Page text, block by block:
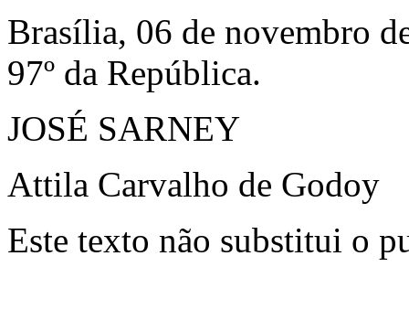
Brasília, 06 de novembro
97º da República.
JOSÉ SARNEY
Attila Carvalho de Godoy
Este texto não substitui o